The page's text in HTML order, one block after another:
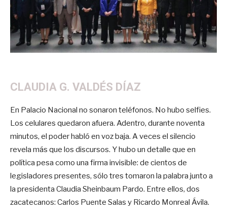
CLAUDIA G. VALDÉS DÍAZ
En Palacio Nacional no sonaron teléfonos. No hubo selfies.
Los celulares quedaron afuera. Adentro, durante noventa
minutos, el poder habló en voz baja. A veces el silencio
revela más que los discursos. Y hubo un detalle que en
política pesa como una firma invisible: de cientos de
legisladores presentes, sólo tres tomaron la palabra junto a
la presidenta Claudia Sheinbaum Pardo. Entre ellos, dos
zacatecanos: Carlos Puente Salas y Ricardo Monreal Ávila.